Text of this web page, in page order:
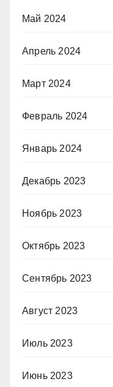
Май 2024
Апрель 2024
Март 2024
Февраль 2024
Январь 2024
Декабрь 2023
Ноябрь 2023
Октябрь 2023
Сентябрь 2023
Август 2023
Июль 2023
Июнь 2023